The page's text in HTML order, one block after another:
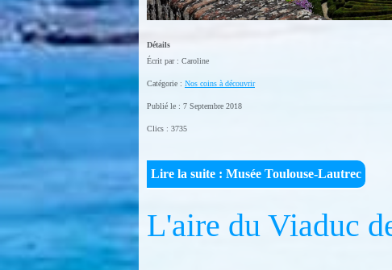
Détails
Écrit par : Caroline
Catégorie : Nos coins à découvrir
Publié le : 7 Septembre 2018
Clics : 3735
Lire la suite : Musée Toulouse-Lautrec
L'aire du Viaduc